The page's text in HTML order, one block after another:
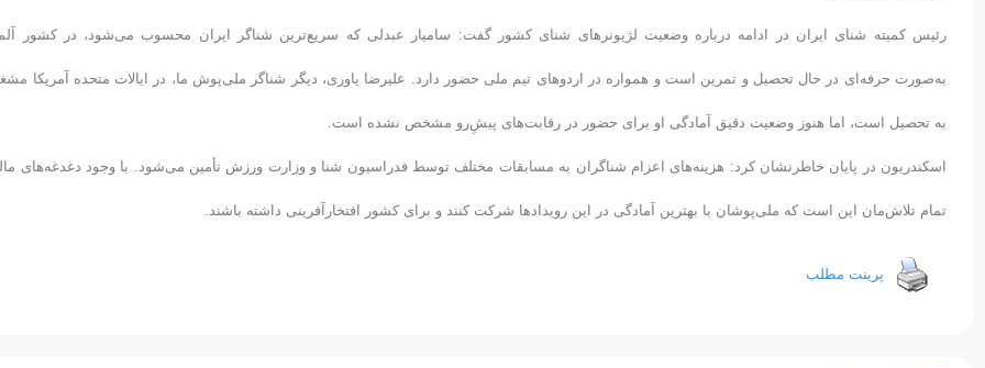
رئیس کمیته شنای ایران در ادامه درباره وضعیت لژیونرهای شنای کشور گفت: سامیار عبدلی که سریع‌ترین شناگر ایران محسوب می‌شود، در کشور
به‌صورت حرفه‌ای در حال تحصیل و تمرین است و همواره در اردوهای تیم ملی حضور دارد. علیرضا یاوری، دیگر شناگر ملی‌پوش ما، در ایالات متحده آمریکا
به تحصیل است، اما هنوز وضعیت دقیق آمادگی او برای حضور در رقابت‌های پیشِ‌رو مشخص نشده است.
اسکندریون در پایان خاطرنشان کرد: هزینه‌های اعزام شناگران به مسابقات مختلف توسط فدراسیون شنا و وزارت ورزش تأمین می‌شود. با وجود دغدغه‌های
تمام تلاش‌مان این است که ملی‌پوشان با بهترین آمادگی در این رویدادها شرکت کنند و برای کشور افتخارآفرینی داشته باشند.
پرینت مطلب